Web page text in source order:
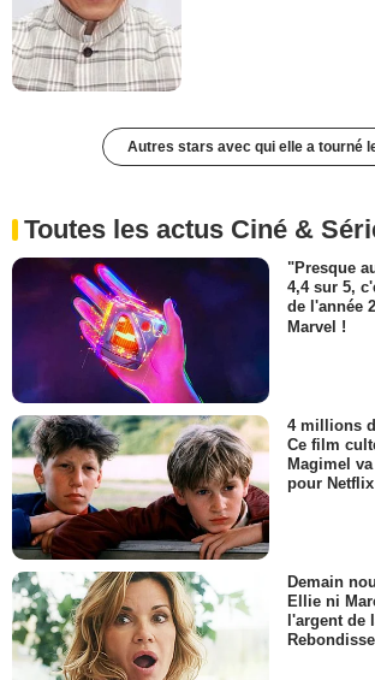
Autres stars avec qui elle a tourné
Toutes les actus Ciné &
"Presque
4,4 sur 5,
de l'année
Marvel !
4 millions
Ce film
Magimel
pour Netflix
Demain
Ellie ni
l'argent de